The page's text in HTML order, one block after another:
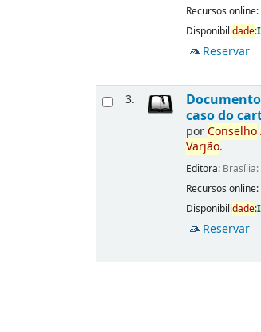
Recursos online:
Disponibilidade:
Reservar
3.
caso do
porConselho
Varjão.
Editora: Brasília:
Recursos online:
Disponibilidade:
Reservar